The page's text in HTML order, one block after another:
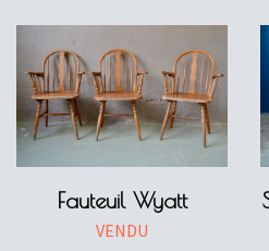
Fauteuil Wyatt
VENDU